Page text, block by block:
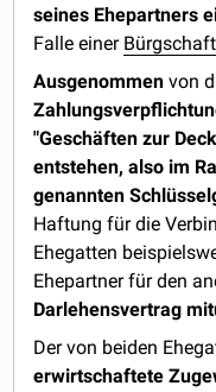
seines Ehepartners
Falle einer Bürgschaft
Ausgenommen von
"Geschäften zur
entstehen, also im
genannten
Haftung für die
Ehegatten
Ehepartner für den
Darlehensvertrag
Der von beiden
erwirtschaftete